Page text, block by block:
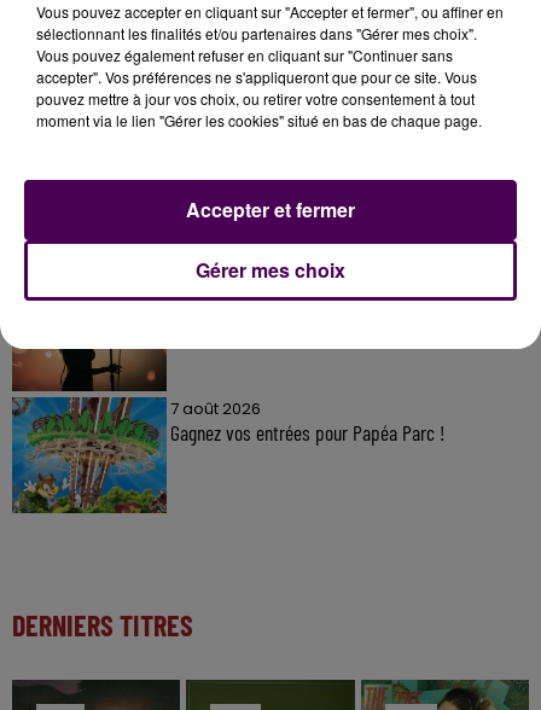
À LA UNE
Gagnez vos pass pour le V and B Fest' 2026 !
7 août 2026
Gagnez vos entrées pour Papéa Parc !
DERNIERS TITRES
Vous pouvez accepter en cliquant sur "Accepter et fermer", ou affiner en
sélectionnant les finalités et/ou partenaires dans "Gérer mes choix".
Vous pouvez également refuser en cliquant sur "Continuer sans
accepter". Vos préférences ne s'appliqueront que pour ce site. Vous
pouvez mettre à jour vos choix, ou retirer votre consentement à tout
moment via le lien "Gérer les cookies" situé en bas de chaque page.
Gérer mes choix
Accepter et fermer